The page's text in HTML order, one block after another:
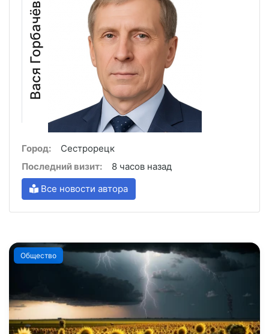
Вася Горбачёв
Город:
Сестрорецк
Последний визит:
8 часов назад
Все новости автора
Общество